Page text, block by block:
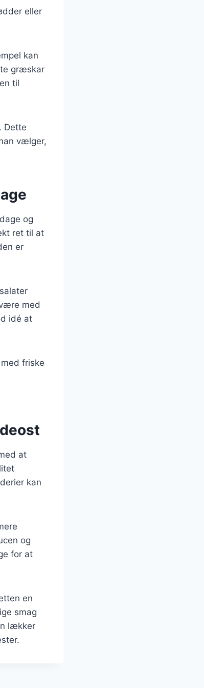
eller
kan
græskar
til
Dette
vælger,
og
ret til at
er
med
idé at
friske
at
kan
og
for at
en
smag
lækker